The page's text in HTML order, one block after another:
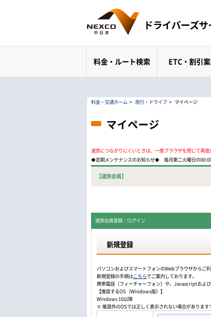
料金・ルート検索 ETC・割引
料金・交通ホーム > 旅行・ドライブ > マイページ
マイページ
速旅につながりにくいときは、一度ブラウザを閉じて再
◆定期メンテナンスのお知らせ◆ 毎月第二火曜日の
【速旅会員】
速旅会員登録／ログイン
新規登録
パソコンおよびスマートフォンのWebプラウザからご利
新規登録の手順はこちらでご案内しております。
携帯電話（フィーチャーフォン）や、Javascriptおよ
【推奨するOS（Windows版）】
Windows 10以降
※ 推奨外のOSでは正しく表示されない場合があります